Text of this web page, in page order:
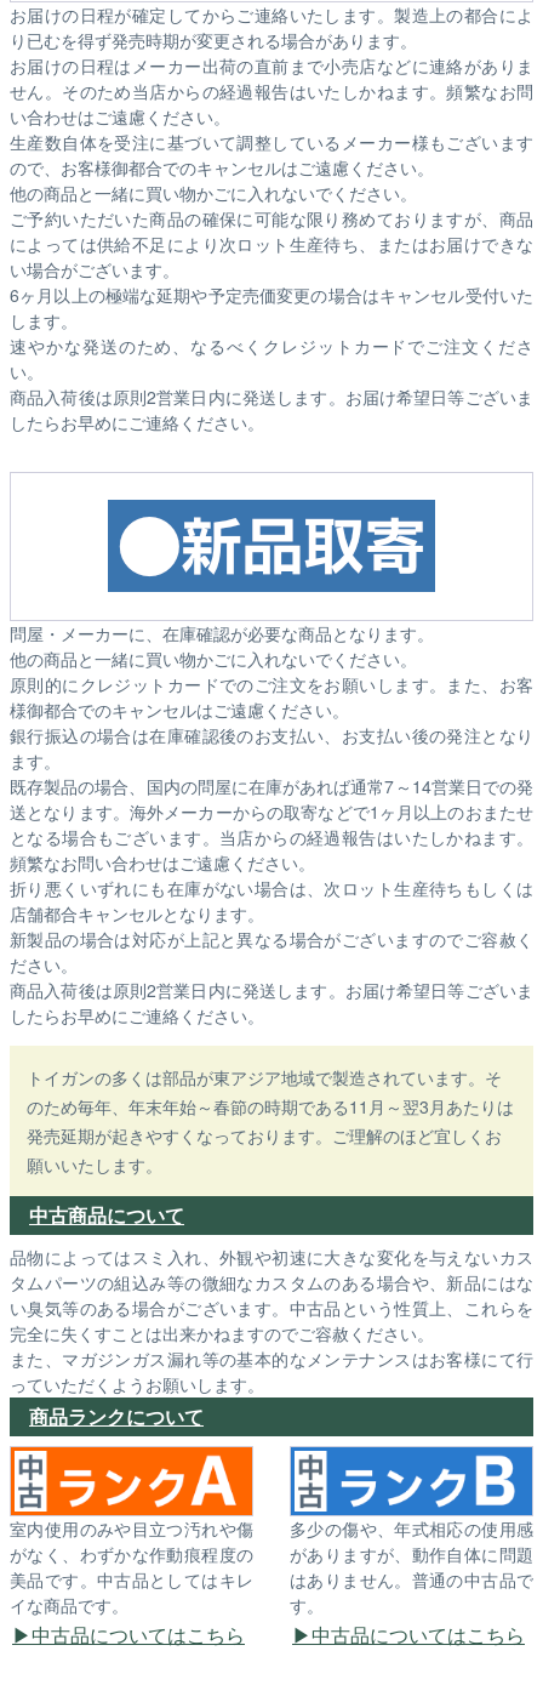
お届けの日程が確定してからご連絡いたします。製造上の都合によ
り已むを得ず発売時期が変更される場合があります。
お届けの日程はメーカー出荷の直前まで小売店などに連絡がありま
せん。そのため当店からの経過報告はいたしかねます。頻繁なお問
い合わせはご遠慮ください。
生産数自体を受注に基づいて調整しているメーカー様もございます
ので、お客様御都合でのキャンセルはご遠慮ください。
他の商品と一緒に買い物かごに入れないでください。
ご予約いただいた商品の確保に可能な限り務めておりますが、商品
によっては供給不足により次ロット生産待ち、またはお届けできな
い場合がございます。
6ヶ月以上の極端な延期や予定売価変更の場合はキャンセル受付いた
します。
速やかな発送のため、なるべくクレジットカードでご注文くださ
い。
商品入荷後は原則2営業日内に発送します。お届け希望日等ございま
したらお早めにご連絡ください。
問屋・メーカーに、在庫確認が必要な商品となります。
他の商品と一緒に買い物かごに入れないでください。
原則的にクレジットカードでのご注文をお願いします。また、お客
様御都合でのキャンセルはご遠慮ください。
銀行振込の場合は在庫確認後のお支払い、お支払い後の発注となり
ます。
既存製品の場合、国内の問屋に在庫があれば通常7～14営業日での発
送となります。海外メーカーからの取寄などで1ヶ月以上のおまたせ
となる場合もございます。 当店からの経過報告はいたしかねます。
頻繁なお問い合わせはご遠慮ください。
折り悪くいずれにも在庫がない場合は、次ロット生産待ちもしくは
店舗都合キャンセルとなります。
新製品の場合は対応が上記と異なる場合がございますのでご容赦く
ださい。
商品入荷後は原則2営業日内に発送します。お届け希望日等ございま
したらお早めにご連絡ください。
トイガンの多くは部品が東アジア地域で製造されています。そ
のため毎年、年末年始～春節の時期である11月～翌3月あたりは
発売延期が起きやすくなっております。ご理解のほど宜しくお
願いいたします。
中古商品について
品物によってはスミ入れ、外観や初速に大きな変化を与えないカス
タムパーツの組込み等の微細なカスタムのある場合や、新品にはな
い臭気等のある場合がございます。中古品という性質上、これらを
完全に失くすことは出来かねますのでご容赦ください。
また、マガジンガス漏れ等の基本的なメンテナンスはお客様にて行
っていただくようお願いします。
商品ランクについて
室内使用のみや目立つ汚れや傷
がなく、わずかな作動痕程度の
美品です。中古品としてはキレ
イな商品です。
中古品についてはこちら
多少の傷や、年式相応の使用感
がありますが、動作自体に問題
はありません。普通の中古品で
す。
中古品についてはこちら